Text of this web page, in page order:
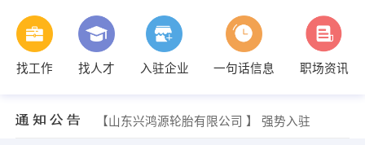
找工作 找人才 入驻企业 一句话信息
职场资讯
【山东兴鸿源轮胎有限公司 】 强势入驻